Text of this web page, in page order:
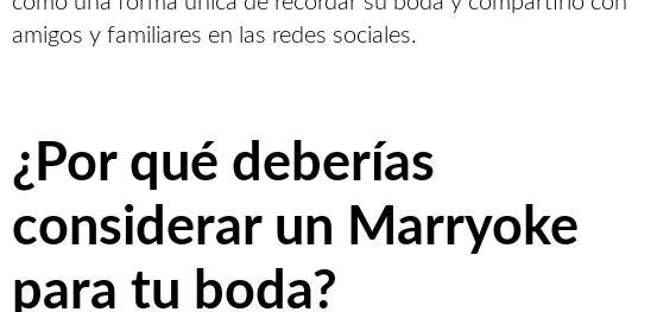
amigos y familiares en las redes sociales.
¿Por qué deberías
considerar un Marryoke
para tu boda?